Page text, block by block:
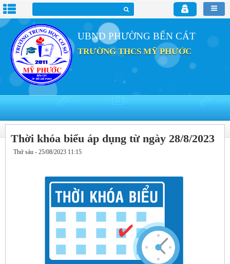
UBND PHƯỜNG BẾN CÁT
TRƯỜNG THCS MỸ PHƯỚC
Thời khóa biểu áp dụng từ ngày 28/8/2023
Thứ sáu - 25/08/2023 11:15